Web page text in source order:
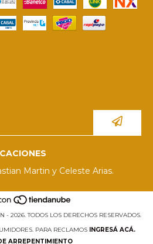
Martin y Celeste Arias.
- 2026. TODOS LOS DERECHOS RESERVADOS.
PARA RECLAMOS
INGRESÁ ACÁ.
ARREPENTIMIENTO